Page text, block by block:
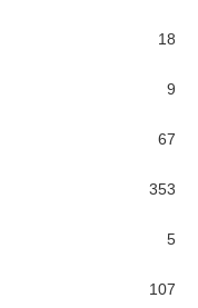
18
9
67
353
5
107